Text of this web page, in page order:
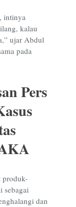
intinya
kalau
ujar Abdul
pada
Pers
produk-
sebagai
dan